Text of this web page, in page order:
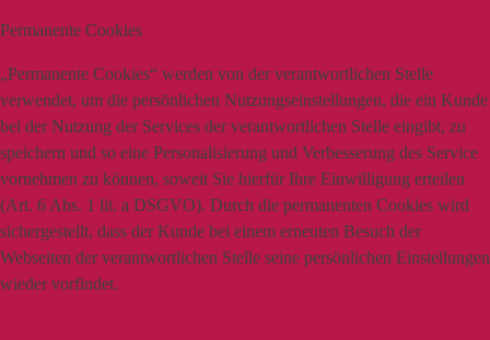
Permanente Cookies
„Permanente Cookies“ werden von der verantwortlichen Stelle
verwendet, um die persönlichen Nutzungseinstellungen, die ein Kunde
bei der Nutzung der Services der verantwortlichen Stelle eingibt, zu
speichern und so eine Personalisierung und Verbesserung des Service
vornehmen zu können, soweit Sie hierfür Ihre Einwilligung erteilen
(Art. 6 Abs. 1 lit. a DSGVO). Durch die permanenten Cookies wird
sichergestellt, dass der Kunde bei einem erneuten Besuch der
Webseiten der verantwortlichen Stelle seine persönlichen Einstellungen
wieder vorfindet.